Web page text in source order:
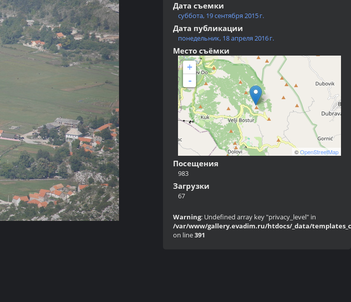
Дата съемки
суббота, 19 сентября 2015 г.
Дата публикации
понедельник, 18 апреля 2016 г.
Место съёмки
+
-
©OpenStreetMap
Посещения
983
Загрузки
67
Warning: Undefined array key "privacy_level" in
/var/www/gallery.evadim.ru/htdocs/_data/templates_c/
on line391